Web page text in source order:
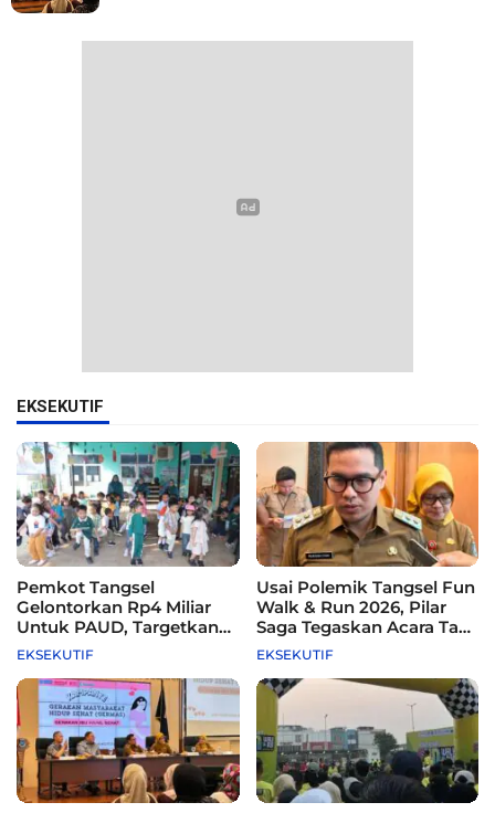
EKSEKUTIF
Pemkot Tangsel
Gelontorkan Rp4 Miliar
Untuk PAUD, Targetkan
115 Sekolah
EKSEKUTIF
Usai Polemik Tangsel Fun
Walk & Run 2026, Pilar
Saga Tegaskan Acara Tak
Difasilitasi Pemkot
EKSEKUTIF